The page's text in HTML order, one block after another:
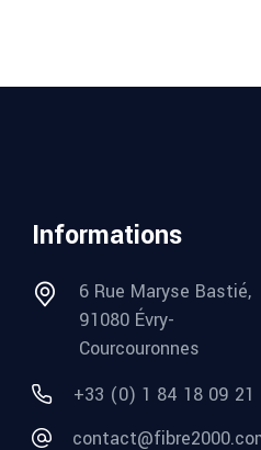
Informations
6 Rue Maryse Bastié,
91080 Évry-
Courcouronnes
+33 (0) 1 84 18 09 21